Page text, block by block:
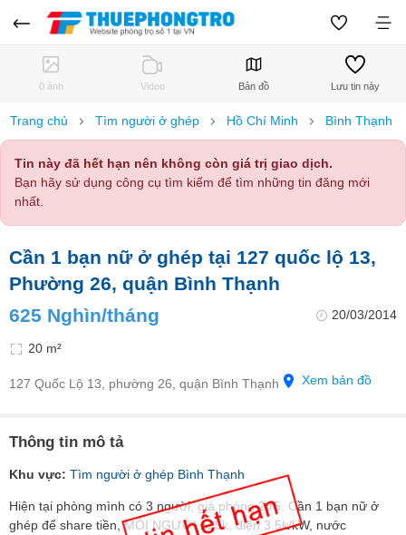
0 ảnh Video Bản đồ Lưu tin này
Trang chủ Tìm người ở ghép Hồ Chí Minh Bình Thạnh
Tin này đã hết hạn nên không còn giá trị giao dịch.
Bạn hãy sử dụng công cụ tìm kiếm để tìm những tin đăng mới
nhất.
Cần 1 bạn nữ ở ghép tại 127 quốc lộ 13,
Phường 26, quận Bình Thạnh
625 Nghìn/tháng
20/03/2014
20 m²
127 Quốc Lộ 13, phường 26, quận Bình Thạnh Xem bản đồ
Thông tin mô tả
Khu vực: Tìm người ở ghép Bình Thạnh
Hiện tại phòng mình có 3 người, giá phòng 2tr5. Cần 1 bạn nữ ở
ghép để share tiền, MỖI NGƯỜI 625k, điện 3.5k/kW, nước